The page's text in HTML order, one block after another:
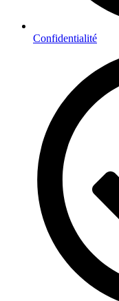
Confidentialité